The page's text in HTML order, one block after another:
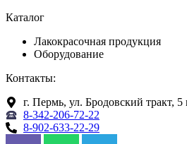
Каталог
Лакокрасочная продукция
Оборудование
Контакты:
г. Пермь, ул. Бродовский тракт, 5
8-342-206-72-22
8-902-633-22-29